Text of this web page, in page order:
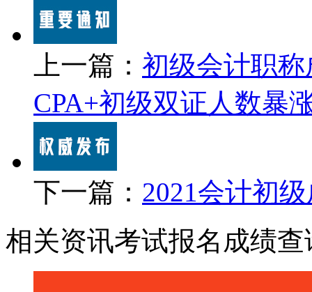
上一篇： 初级会计职
CPA+初级双证人数暴
下一篇： 2021会计初
相关资讯考试报名 成绩查